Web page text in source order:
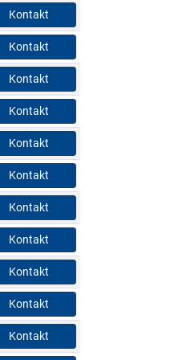
Kontakt
Kontakt
Kontakt
Kontakt
Kontakt
Kontakt
Kontakt
Kontakt
Kontakt
Kontakt
Kontakt